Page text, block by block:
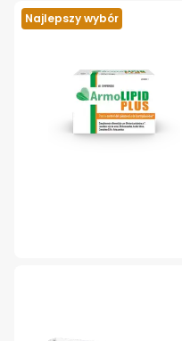
Najlepszy wybór